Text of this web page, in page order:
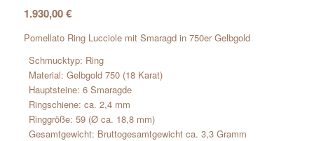
1.930,00€
Pomellato Ring Lucciole mit Smaragd in 750er Gelbgold
Schmucktyp: Ring
Material: Gelbgold 750 (18 Karat)
Hauptsteine: 6 Smaragde
Ringschiene: ca. 2,4 mm
Ringgröße: 59 (Ø ca. 18,8 mm)
Gesamtgewicht: Bruttogesamtgewicht ca. 3,3 Gramm